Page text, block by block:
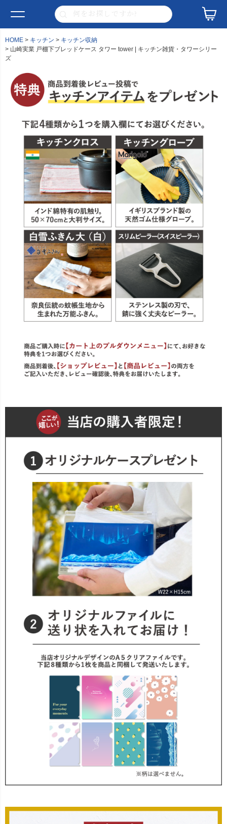
HOME キッチン
キッチン収納
山崎実業 戸棚下ブレッドケース タワー tower | キッチン雑貨・タワーシリー
ズ